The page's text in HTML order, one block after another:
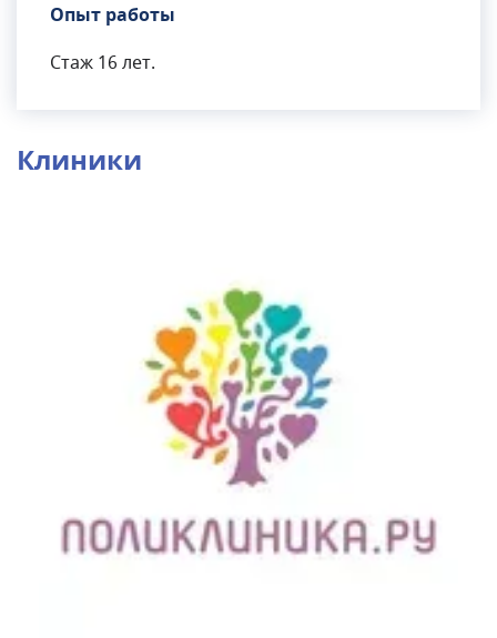
Опыт работы
Стаж 16 лет.
Клиники